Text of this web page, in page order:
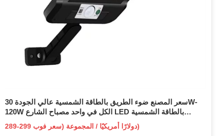
سعر المصنع ضوء الطريق بالطاقة الشمسية عالي الجودة 30W-
120W الكل في واحد مصباح الشارع LED بالطاقة الشمسية
289-299 دولارًا أمريكيًا / المجموعة (سعر فوب)